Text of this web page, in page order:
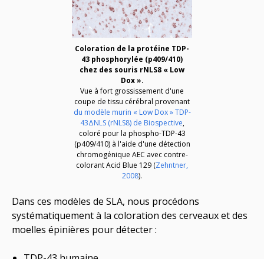
Coloration de la protéine TDP-
43 phosphorylée (p409/410)
chez des souris rNLS8 « Low
Dox ».
Vue à fort grossissement d'une
coupe de tissu cérébral provenant
du modèle murin « Low Dox » TDP-
43ΔNLS (rNLS8) de Biospective,
coloré pour la phospho-TDP-43
(p409/410) à l'aide d'une détection
chromogénique AEC avec contre-
colorant Acid Blue 129 (Zehntner,
2008).
Dans ces modèles de SLA, nous procédons
systématiquement à la coloration des cerveaux et des
moelles épinières pour détecter :